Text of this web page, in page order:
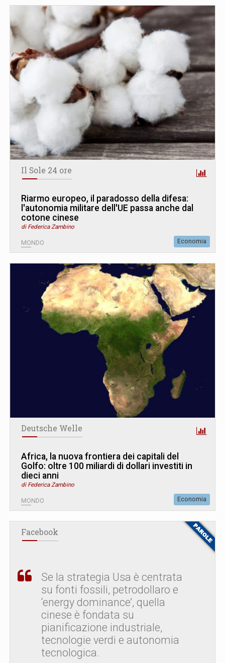
Il Sole 24 ore
Riarmo europeo, il paradosso della difesa:
l'autonomia militare dell'UE passa anche dal
cotone cinese
di Federica Zambino
MONDO Economia
Deutsche Welle
Africa, la nuova frontiera dei capitali del
Golfo: oltre 100 miliardi di dollari investiti in
dieci anni
di Federica Zambino
MONDO Economia
Facebook
Se la strategia Usa è centrata
su fonti fossili, petrodollaro e
‘energy dominance’, quella
cinese è fondata su
pianificazione industriale,
tecnologie verdi e autonomia
tecnologica.